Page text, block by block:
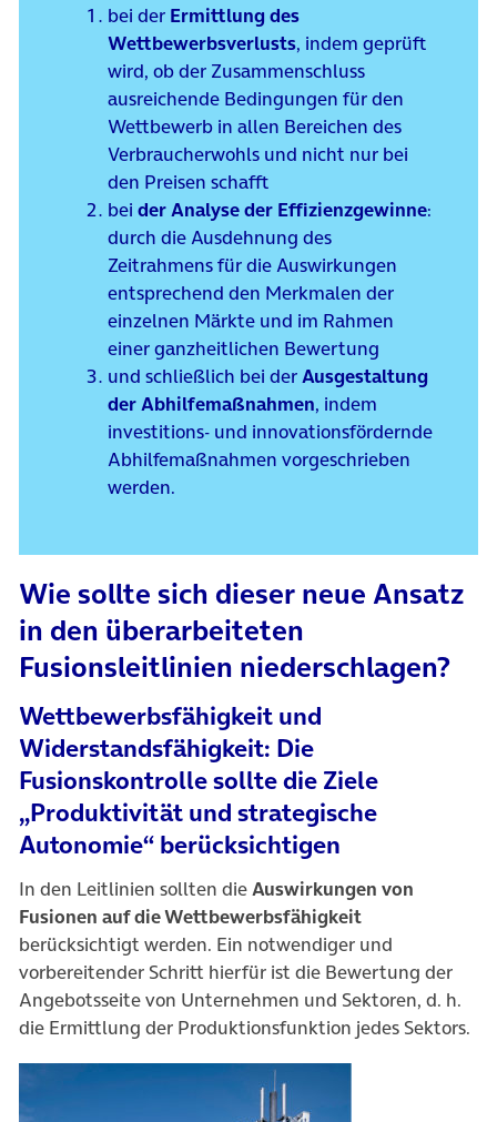
bei der Ermittlung des
Wettbewerbsverlusts, indem geprüft
wird, ob der Zusammenschluss
ausreichende Bedingungen für den
Wettbewerb in allen Bereichen des
Verbraucherwohls und nicht nur bei
den Preisen schafft
bei der Analyse der Effizienzgewinne:
durch die Ausdehnung des
Zeitrahmens für die Auswirkungen
entsprechend den Merkmalen der
einzelnen Märkte und im Rahmen
einer ganzheitlichen Bewertung
und schließlich bei derAusgestaltung
der Abhilfemaßnahmen, indem
investitions- und innovationsfördernde
Abhilfemaßnahmen vorgeschrieben
werden.
Wie sollte sich dieser neue Ansatz
in den überarbeiteten
Fusionsleitlinien niederschlagen?
Wettbewerbsfähigkeit und
Widerstandsfähigkeit: Die
Fusionskontrolle sollte die Ziele
„Produktivität und strategische
Autonomie“ berücksichtigen
In den Leitlinien sollten dieAuswirkungen von
Fusionen auf die Wettbewerbsfähigkeit
berücksichtigt werden. Ein notwendiger und
vorbereitender Schritt hierfür ist die Bewertung der
Angebotsseite von Unternehmen und Sektoren, d. h.
die Ermittlung der Produktionsfunktion jedes Sektors.